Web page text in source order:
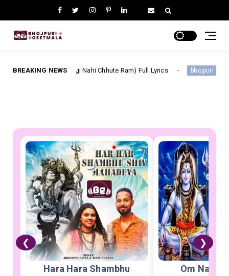
BREAKING NEWS
(Laagi Nahi Chhute Ram) Full Lyrics bhojpuri बनवारी हो हमारा के
❮ ❯
Hara Hara Shambhu Om